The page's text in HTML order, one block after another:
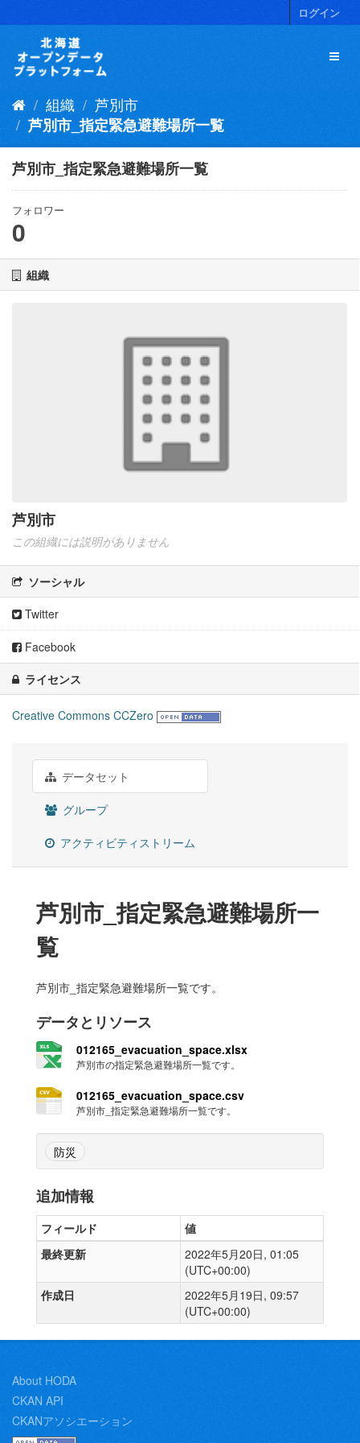
キ
ログイン
組織
芦別市
芦別市_指定緊急避難場所一覧
芦別市_指定緊急避難場所一覧
フォロワー
0
組織
芦別市
この組織には説明がありません
ソーシャル
Twitter
Facebook
ライセンス
Creative Commons CCZero
データセット
グループ
アクティビティストリーム
芦別市_指定緊急避難場所一
覧
芦別市_指定緊急避難場所一覧です。
データとリソース
012165_evacuation_space.xlsx
芦別市の指定緊急避難場所一覧です。
012165_evacuation_space.csv
芦別市_指定緊急避難場所一覧です。
防災
追加情報
フィールド
値
最終更新
2022年5月20日, 01:05
(UTC+00:00)
作成日
2022年5月19日, 09:57
(UTC+00:00)
About HODA
CKAN API
CKANアソシエーション